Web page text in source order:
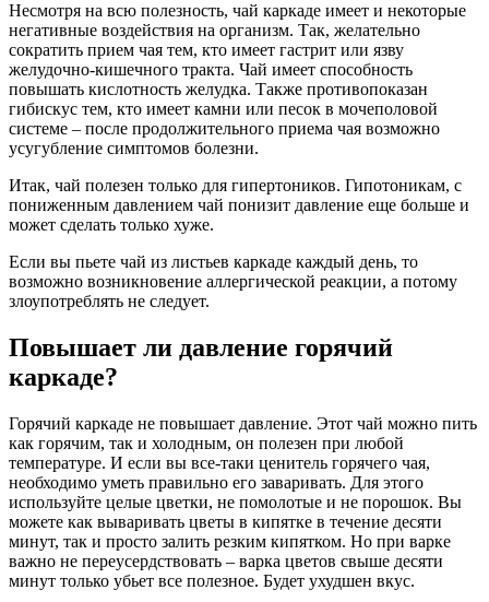
Несмотря на всю полезность, чай каркаде имеет и некоторые
негативные воздействия на организм. Так, желательно
сократить прием чая тем, кто имеет гастрит или язву
желудочно-кишечного тракта. Чай имеет способность
повышать кислотность желудка. Также противопоказан
гибискус тем, кто имеет камни или песок в мочеполовой
системе – после продолжительного приема чая возможно
усугубление симптомов болезни.
Итак, чай полезен только для гипертоников. Гипотоникам, с
пониженным давлением чай понизит давление еще больше и
может сделать только хуже.
Если вы пьете чай из листьев каркаде каждый день, то
возможно возникновение аллергической реакции, а потому
злоупотреблять не следует.
Повышает ли давление горячий
каркаде?
Горячий каркаде не повышает давление. Этот чай можно пить
как горячим, так и холодным, он полезен при любой
температуре. И если вы все-таки ценитель горячего чая,
необходимо уметь правильно его заваривать. Для этого
используйте целые цветки, не помолотые и не порошок. Вы
можете как вываривать цветы в кипятке в течение десяти
минут, так и просто залить резким кипятком. Но при варке
важно не переусердствовать – варка цветов свыше десяти
минут только убьет все полезное. Будет ухудшен вкус.